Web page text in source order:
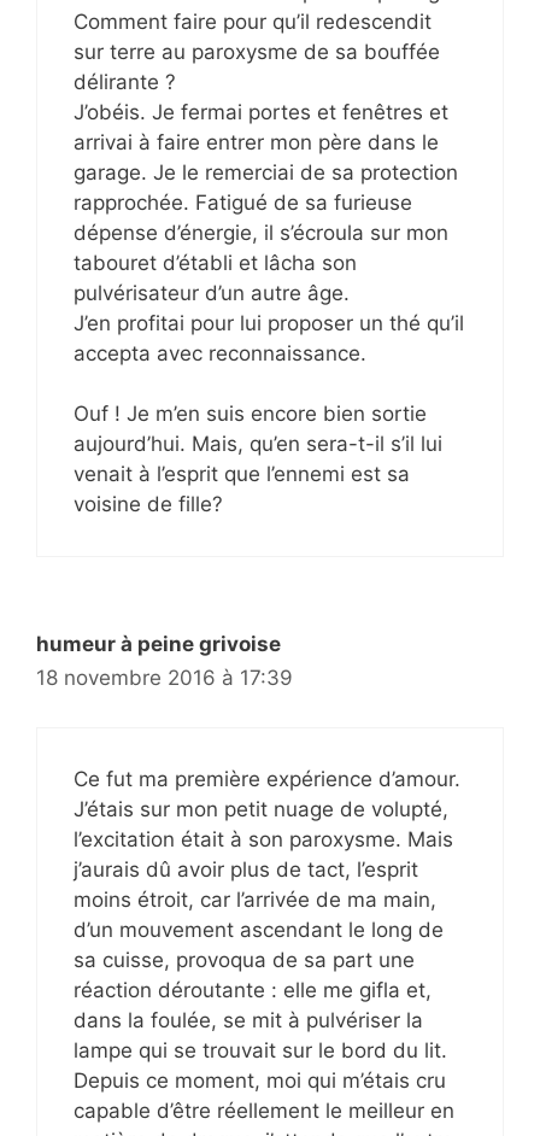
Comment faire pour qu’il redescendit
sur terre au paroxysme de sa bouffée
délirante ?
J’obéis. Je fermai portes et fenêtres et
arrivai à faire entrer mon père dans le
garage. Je le remerciai de sa protection
rapprochée. Fatigué de sa furieuse
dépense d’énergie, il s’écroula sur mon
tabouret d’établi et lâcha son
pulvérisateur d’un autre âge.
J’en profitai pour lui proposer un thé qu’il
accepta avec reconnaissance.
Ouf ! Je m’en suis encore bien sortie
aujourd’hui. Mais, qu’en sera-t-il s’il lui
venait à l’esprit que l’ennemi est sa
voisine de fille?
humeur à peine grivoise
18 novembre 2016 à 17:39
Ce fut ma première expérience d’amour.
J’étais sur mon petit nuage de volupté,
l’excitation était à son paroxysme. Mais
j’aurais dû avoir plus de tact, l’esprit
moins étroit, car l’arrivée de ma main,
d’un mouvement ascendant le long de
sa cuisse, provoqua de sa part une
réaction déroutante : elle me gifla et,
dans la foulée, se mit à pulvériser la
lampe qui se trouvait sur le bord du lit.
Depuis ce moment, moi qui m’étais cru
capable d’être réellement le meilleur en